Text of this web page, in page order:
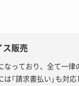
ス販売
なっており、全て一
「請求書払い」も対応